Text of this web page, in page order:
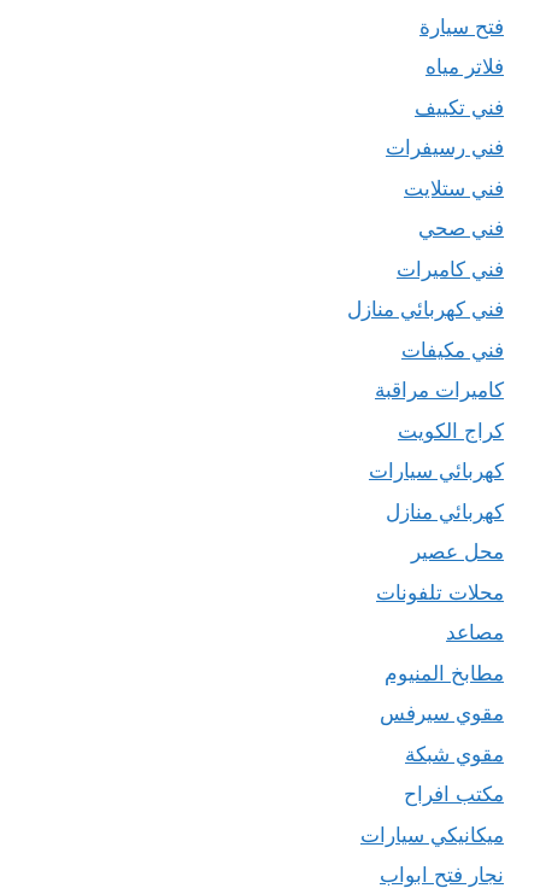
فتح سيارة
فلاتر مياه
فني تكييف
فني رسيفرات
فني ستلايت
فني صحي
فني كاميرات
فني كهربائي منازل
فني مكيفات
كاميرات مراقبة
كراج الكويت
كهربائي سيارات
كهربائي منازل
محل عصير
محلات تلفونات
مصاعد
مطابخ المنيوم
مقوي سيرفس
مقوي شبكة
مكتب افراح
ميكانيكي سيارات
نجار فتح ابواب